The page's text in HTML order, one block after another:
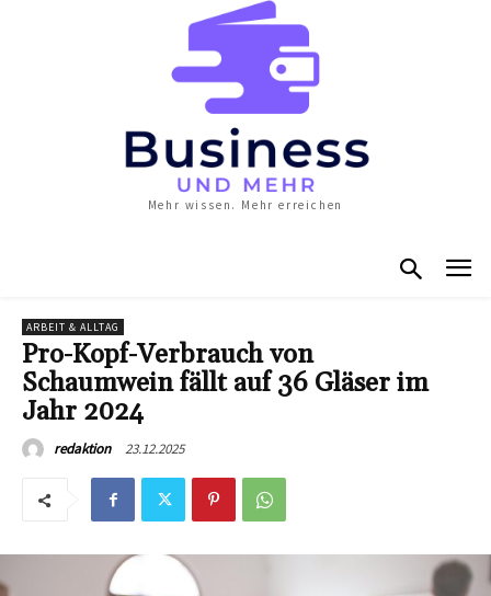
Mehr wissen. Mehr erreichen
ARBEIT & ALLTAG
Pro-Kopf-Verbrauch von
Schaumwein fällt auf 36 Gläser im
Jahr 2024
redaktion 23.12.2025